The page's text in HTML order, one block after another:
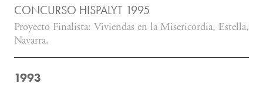
CONCURSO HISPALYT 1995
Proyecto Finalista: Viviendas en la Misericordia, Estella,
Navarra.
1993